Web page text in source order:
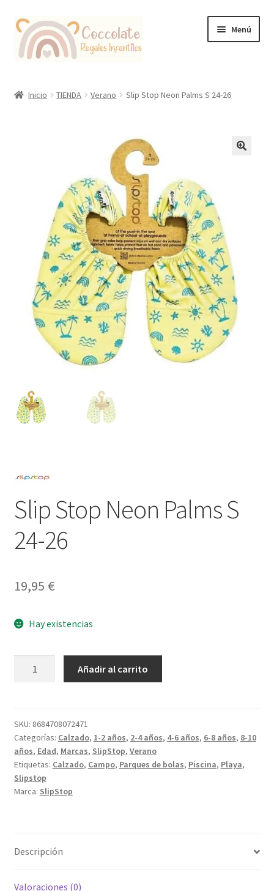
Ir
la
Ir
contenido
Menú
Inicio TIENDA Verano Slip Stop Neon Palms S 24-26
Slip Stop Neon Palms S
24-26
19,95 €
Hay existencias
S
24-
26
cantidad
Añadir al carrito
SKU: 8684708072471
Categorías: Calzado, 1-2 años, 2-4 años, 4-6 años, 6-8 años, 8-10
años, Edad, Marcas, SlipStop, Verano
Etiquetas: Calzado, Campo, Parques de bolas, Piscina, Playa,
Slipstop
Marca: SlipStop
Descripción
Valoraciones (0)